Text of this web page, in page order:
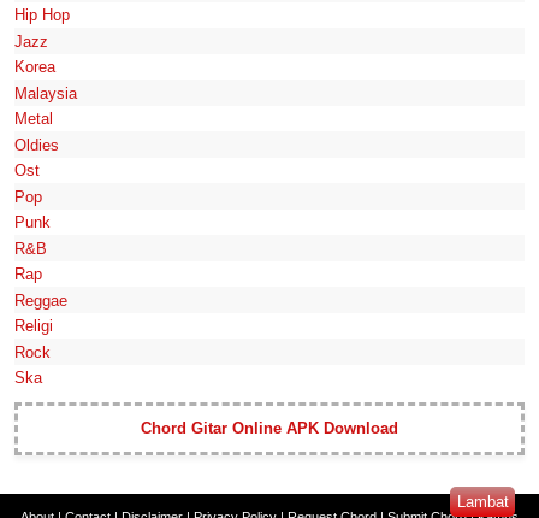
Lambat
Hip Hop
Jazz
Korea
Malaysia
Metal
Oldies
Ost
Pop
Punk
R&B
Rap
Reggae
Religi
Rock
Ska
Chord Gitar Online APK Download